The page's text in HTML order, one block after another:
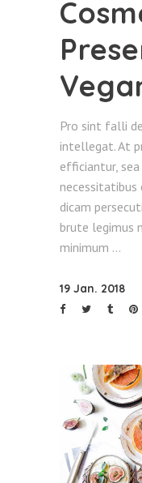
Pro sint falli
intellegat. At
efficiantur,
necessitatibus
dicam
brute legimus
minimum
19 Jan. 2018